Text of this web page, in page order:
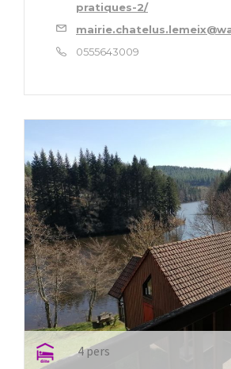
pratiques-2/
0555643009
4 pers